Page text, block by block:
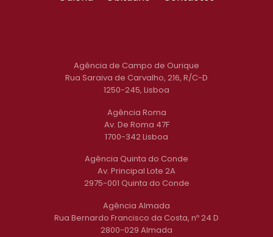
Agência de Campo de Ourique
Rua Saraiva de Carvalho, 216, R/C-D
1250-245, Lisboa
Agência Roma
Av. De Roma 47F
1700-342 Lisboa
Agência Quinta do Conde
Av. Principal Lote 2A
2975-001 Quinta do Conde
Agência Almada
Rua Bernardo Francisco da Costa, nº 24 D
2800-029 Almada